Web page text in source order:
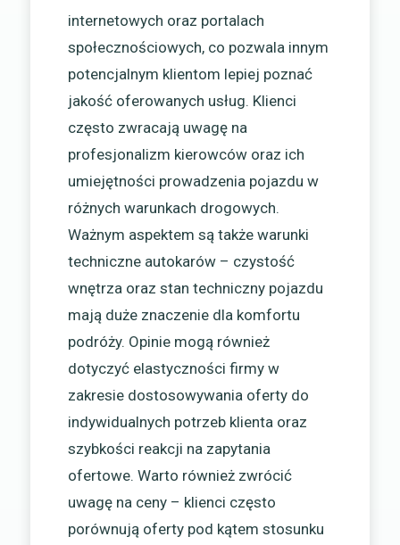
internetowych oraz portalach
społecznościowych, co pozwala innym
potencjalnym klientom lepiej poznać
jakość oferowanych usług. Klienci
często zwracają uwagę na
profesjonalizm kierowców oraz ich
umiejętności prowadzenia pojazdu w
różnych warunkach drogowych.
Ważnym aspektem są także warunki
techniczne autokarów – czystość
wnętrza oraz stan techniczny pojazdu
mają duże znaczenie dla komfortu
podróży. Opinie mogą również
dotyczyć elastyczności firmy w
zakresie dostosowywania oferty do
indywidualnych potrzeb klienta oraz
szybkości reakcji na zapytania
ofertowe. Warto również zwrócić
uwagę na ceny – klienci często
porównują oferty pod kątem stosunku